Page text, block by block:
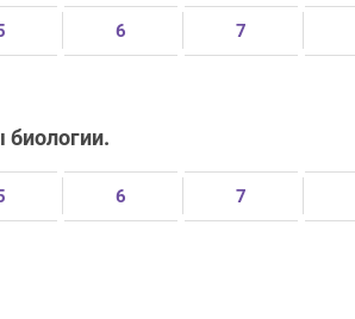
6 7
6 7